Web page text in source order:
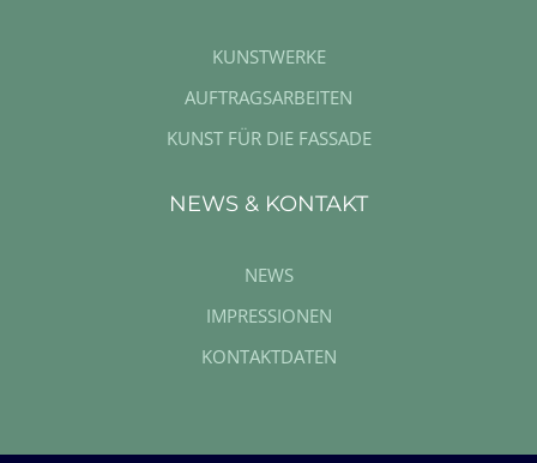
KUNSTWERKE
AUFTRAGSARBEITEN
KUNST FÜR DIE FASSADE
NEWS & KONTAKT
NEWS
IMPRESSIONEN
KONTAKTDATEN